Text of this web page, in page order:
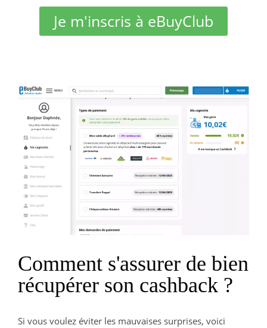
Je m'inscris à eBuyClub
Comment s'assurer de bien
récupérer son cashback ?
Si vous voulez éviter les mauvaises surprises, voici